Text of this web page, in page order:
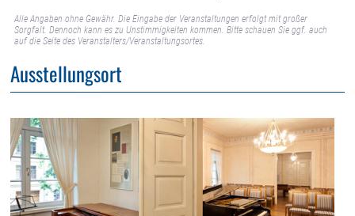
Alle Angaben ohne Gewähr. Die Eingabe der Veranstaltungen erfolgt mit großer
Sorgfalt. Dennoch kann es zu Unstimmigkeiten kommen. Bitte schauen Sie ggf. auch
auf die Seite des Veranstalters/Veranstaltungsortes.
Ausstellungsort